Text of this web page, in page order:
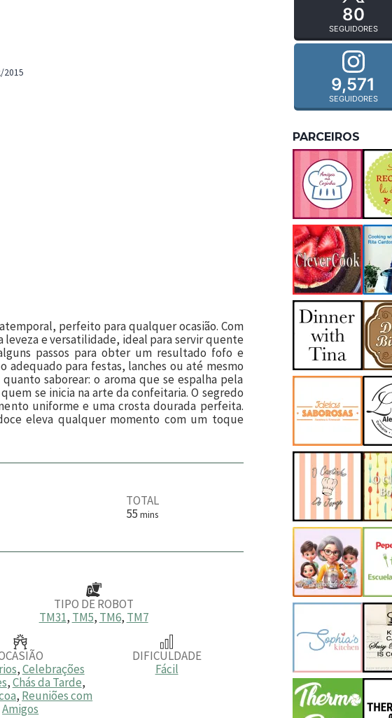
2015
perfeito para qualquer ocasião. Com
e versatilidade, ideal para servir quente
passos para obter um resultado fofo e
adequado para festas, lanches ou até mesmo
saborear: o aroma que se espalha pela
se inicia na arte da confeitaria. O segredo
uniforme e uma crosta dourada perfeita.
eleva qualquer momento com um toque
TOTAL
55m
u
mins
TIPO DE ROBOT
TM31, TM5, TM6, TM7
,Celebrações
,Chás da Tarde,
, Reuniões com
Amigos
DIFICULDADE
Fácil
80
SEGUIDORES
9,571
SEGUIDORES
PARCEIROS